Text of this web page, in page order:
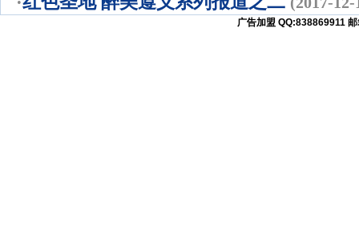
广告加盟 QQ:838869911